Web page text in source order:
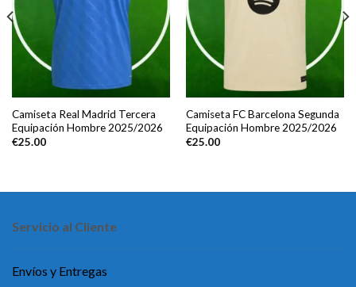
Camiseta Real Madrid Tercera
Equipación Hombre 2025/2026
€25.00
Camiseta FC Barcelona Segunda
Equipación Hombre 2025/2026
€25.00
Servicio al Cliente
Envíos y Entregas